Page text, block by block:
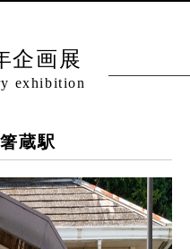
企画展
exhibition
蔵駅